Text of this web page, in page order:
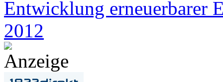
Entwicklung erneuerbarer
2012
Anzeige